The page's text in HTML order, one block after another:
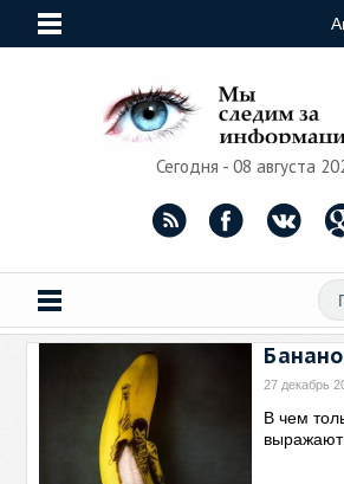
Сегодня - 08 августа
27 декабрь
В чем
выражают